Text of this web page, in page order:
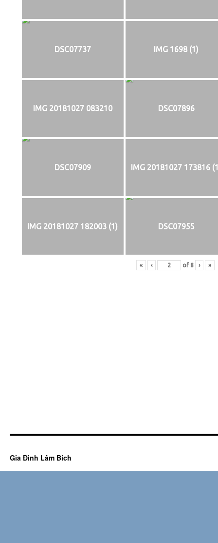
DSC07737 IMG 1698 (1)
IMG 20181027 083210 DSC07896
DSC07909 IMG 20181027 173816
IMG 20181027 182003 (1) DSC07955
« ‹ of 8 › »
Gia Đình Lâm Bích